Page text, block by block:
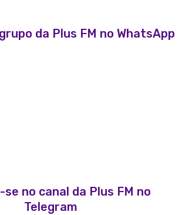
da Plus FM no WhatsApp
se no canal da Plus FM no
Telegram